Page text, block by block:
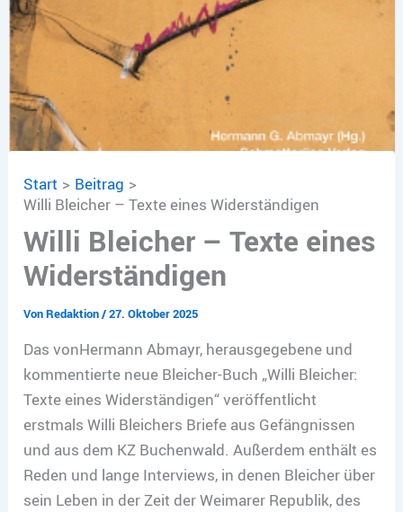
Start
Beitrag
Willi Bleicher – Texte eines Widerständigen
Willi Bleicher – Texte eines
Widerständigen
VonRedaktion/27. Oktober 2025
Das vonHermann Abmayr, herausgegebene und
kommentierte neue Bleicher-Buch „Willi Bleicher:
Texte eines Widerständigen“ veröffentlicht
erstmals Willi Bleichers Briefe aus Gefängnissen
und aus dem KZ Buchenwald. Außerdem enthält es
Reden und lange Interviews, in denen Bleicher über
sein Leben in der Zeit der Weimarer Republik, des